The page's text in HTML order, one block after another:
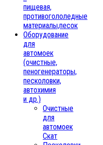
пищевая,
противогололедные
материалы,песок
Oборудование
для
автомоек
(очистные,
пеногенераторы,
песколовки,
автохимия
и др.)
Очистные
для
автомоек
Скат